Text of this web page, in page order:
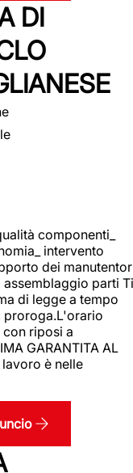
DI
componenti_
intervento
dei
parti Ti
di legge a tempo
proroga.L'orario
riposi a
GARANTITA AL
lavoro è nelle